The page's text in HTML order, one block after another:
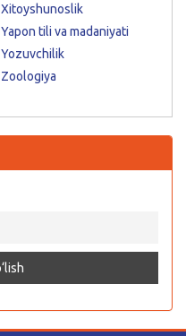
Xitoyshunoslik
Yapon tili va madaniyati
Yozuvchilik
Zoologiya